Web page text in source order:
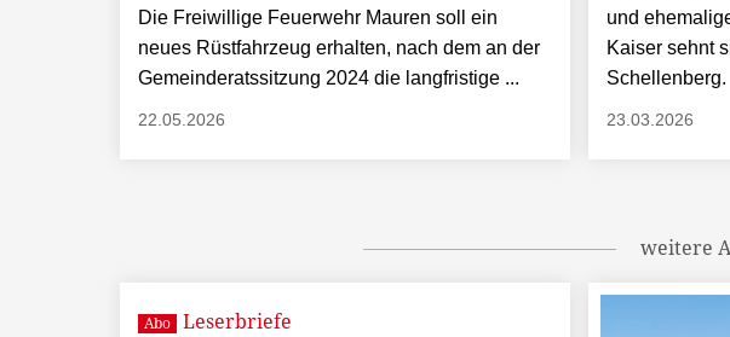
Die Freiwillige Feuerwehr Mauren soll ein
neues Rüstfahrzeug erhalten, nach dem an der
Gemeinderatssitzung 2024 die langfristige ...
22.05.2026
und
Kaiser sehnt
Schellenberg.
23.03.2026
weitere
Abo Leserbriefe